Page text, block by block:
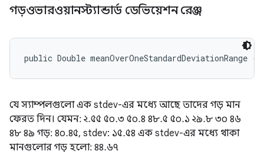
গড়ওভারওয়ানস্ট্যান্ডার্ড ডেভিয়েশন রেঞ্জ
public Double meanOverOneStandardDeviationRange ()
যে স্যাম্পলগুলো এক stdev-এর মধ্যে আছে তাদের গড় মান
ফেরত দিন। যেমন: ২.৫৫ ৫০.৩ ৫০.৪ ৪৮.৫ ৫০.১ ২৯.৮ ৩০ ৪৬
৪৮ ৪৯ গড়: ৪০.৪৫, stdev: ১৫.৫৪ এক stdev-এর মধ্যে থাকা
মানগুলোর গড় হলো: ৪৪.৬৭